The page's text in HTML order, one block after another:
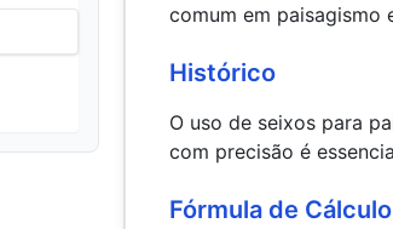
comum em paisagismo
Histórico
O uso de seixos para
com precisão é
Fórmula de Cálculo